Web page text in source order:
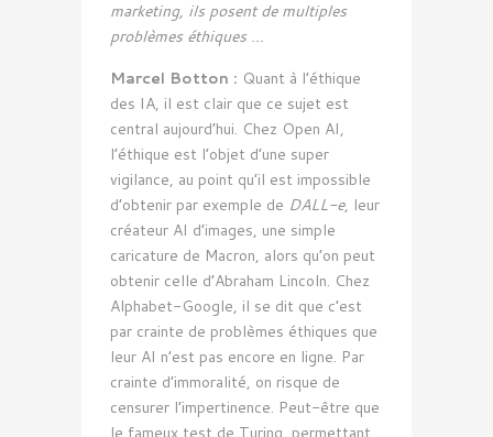
marketing, ils posent de multiples
problèmes éthiques …
Marcel Botton : Quant à l’éthique
des IA, il est clair que ce sujet est
central aujourd’hui. Chez Open AI,
l’éthique est l’objet d’une super
vigilance, au point qu’il est impossible
d’obtenir par exemple de DALL-e, leur
créateur AI d’images, une simple
caricature de Macron, alors qu’on peut
obtenir celle d’Abraham Lincoln. Chez
Alphabet-Google, il se dit que c’est
par crainte de problèmes éthiques que
leur AI n’est pas encore en ligne. Par
crainte d’immoralité, on risque de
censurer l’impertinence. Peut-être que
le fameux test de Turing, permettant